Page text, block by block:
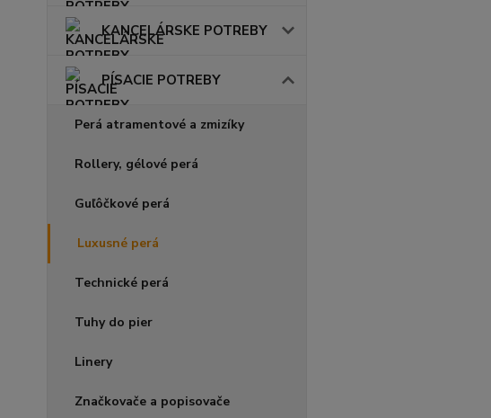
KANCELÁRSKE POTREBY
PÍSACIE POTREBY
Perá atramentové a zmizíky
Rollery, gélové perá
Guľôčkové perá
Luxusné perá
Technické perá
Tuhy do pier
Linery
Značkovače a popisovače